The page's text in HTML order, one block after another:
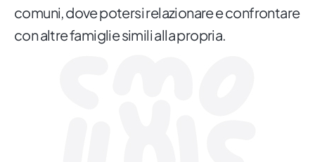
comuni, dove potersi relazionare e confrontare
con altre famiglie simili alla propria.